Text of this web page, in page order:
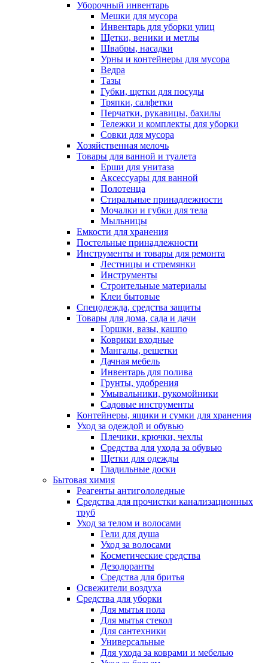
Уборочный инвентарь
Мешки для мусора
Инвентарь для уборки улиц
Щетки, веники и метлы
Швабры, насадки
Урны и контейнеры для мусора
Ведра
Тазы
Губки, щетки для посуды
Тряпки, салфетки
Перчатки, рукавицы, бахилы
Тележки и комплекты для уборки
Совки для мусора
Хозяйственная мелочь
Товары для ванной и туалета
Ерши для унитаза
Аксессуары для ванной
Полотенца
Стиральные принадлежности
Мочалки и губки для тела
Мыльницы
Емкости для хранения
Постельные принадлежности
Инструменты и товары для ремонта
Лестницы и стремянки
Инструменты
Строительные материалы
Клеи бытовые
Спецодежда, средства защиты
Товары для дома, сада и дачи
Горшки, вазы, кашпо
Коврики входные
Мангалы, решетки
Дачная мебель
Инвентарь для полива
Грунты, удобрения
Умывальники, рукомойники
Садовые инструменты
Контейнеры, ящики и сумки для хранения
Уход за одеждой и обувью
Плечики, крючки, чехлы
Средства для ухода за обувью
Щетки для одежды
Гладильные доски
Бытовая химия
Реагенты антигололедные
Средства для прочистки канализационных
труб
Уход за телом и волосами
Гели для душа
Уход за волосами
Косметические средства
Дезодоранты
Средства для бритья
Освежители воздуха
Средства для уборки
Для мытья пола
Для мытья стекол
Для сантехники
Универсальные
Для ухода за коврами и мебелью